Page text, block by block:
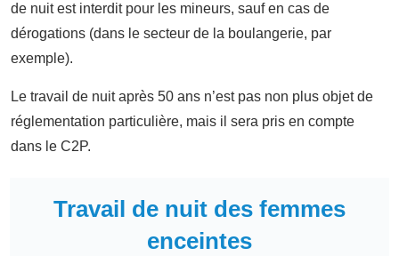
de nuit est interdit pour les mineurs, sauf en cas de
dérogations (dans le secteur de la boulangerie, par
exemple).
Le travail de nuit après 50 ans n’est pas non plus objet de
réglementation particulière, mais il sera pris en compte
dans le C2P.
Travail de nuit des femmes
enceintes